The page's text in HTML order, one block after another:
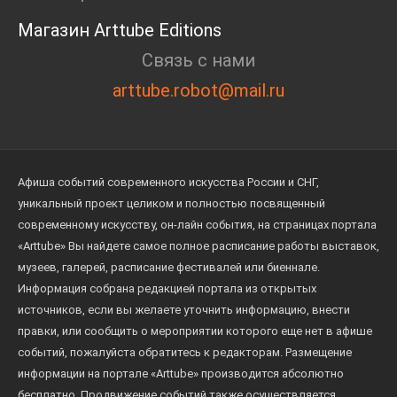
Магазин Arttube Editions
Связь с нами
arttube.robot@mail.ru
Афиша событий современного искусства России и СНГ,
уникальный проект целиком и полностью посвященный
современному искусству, он-лайн события, на страницах портала
«Arttube» Вы найдете самое полное расписание работы выставок,
музеев, галерей, расписание фестивалей или биеннале.
Информация собрана редакцией портала из открытых
источников, если вы желаете уточнить информацию, внести
правки, или сообщить о мероприятии которого еще нет в афише
событий, пожалуйста обратитесь к редакторам. Размещение
информации на портале «Arttube» производится абсолютно